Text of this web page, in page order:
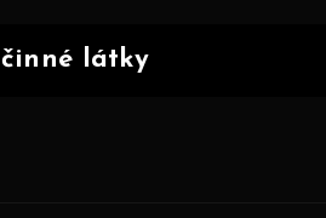
látky